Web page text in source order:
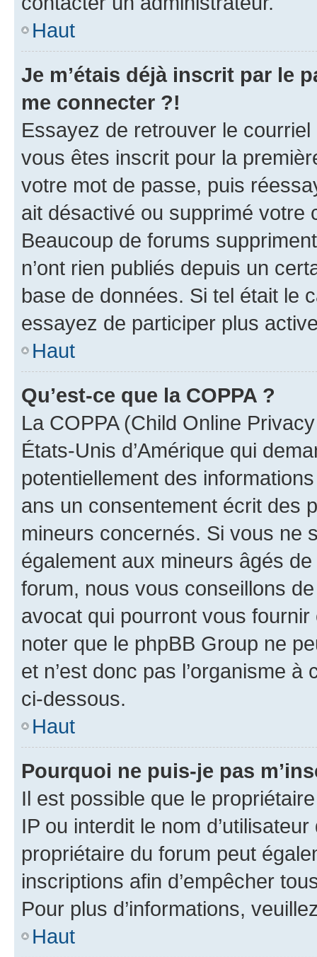
Haut
Je m’étais déjà inscrit par le
me connecter ?!
Essayez de retrouver le
vous êtes inscrit pour la
votre mot de passe, puis
ait désactivé ou supprimé votre
Beaucoup de forums
n’ont rien publiés depuis un
base de données. Si tel était le
essayez de participer plus
Haut
Qu’est-ce que la COPPA ?
La COPPA (Child Online
États-Unis d’Amérique qui
potentiellement des
ans un consentement écrit des
mineurs concernés. Si vous ne
également aux mineurs âgés
forum, nous vous conseillons
avocat qui pourront vous
noter que le phpBB Group ne
et n’est donc pas l’organisme
ci-dessous.
Haut
Pourquoi ne puis-je pas
Il est possible que le
IP ou interdit le nom
propriétaire du forum peut
inscriptions afin d’empêcher
Pour plus d’informations,
Haut